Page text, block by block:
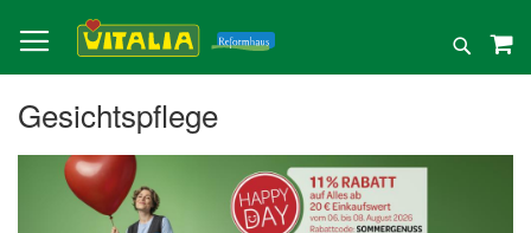
zum
Inhalt
Suche
Gesichtspflege